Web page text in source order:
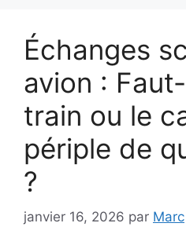
Échanges
avion :
train ou le
périple de
?
janvier 16, 2026 par Marc